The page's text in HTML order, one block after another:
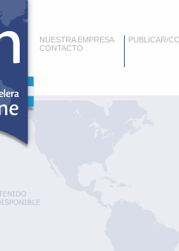
NUESTRA EMPRESA
CONTACTO
PUBLICAR/